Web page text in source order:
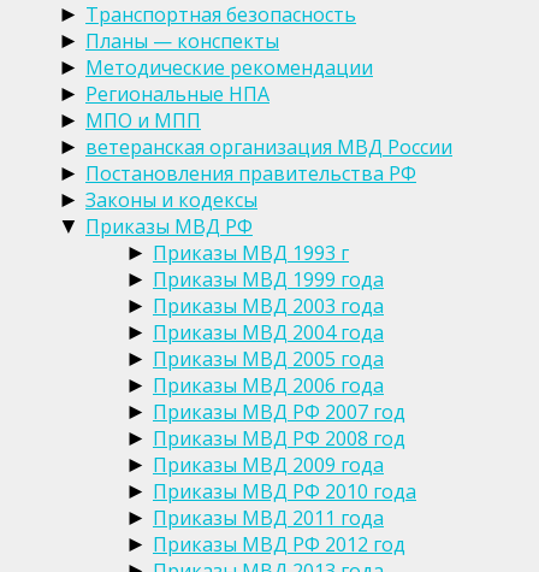
► Транспортная безопасность
► Планы — конспекты
► Методические рекомендации
► Региональные НПА
► МПО и МПП
► ветеранская организация МВД России
► Постановления правительства РФ
► Законы и кодексы
▼ Приказы МВД РФ
► Приказы МВД 1993 г
► Приказы МВД 1999 года
► Приказы МВД 2003 года
► Приказы МВД 2004 года
► Приказы МВД 2005 года
► Приказы МВД 2006 года
► Приказы МВД РФ 2007 год
► Приказы МВД РФ 2008 год
► Приказы МВД 2009 года
► Приказы МВД РФ 2010 года
► Приказы МВД 2011 года
► Приказы МВД РФ 2012 год